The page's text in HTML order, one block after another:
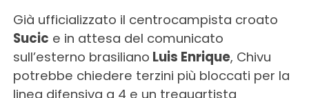
Già ufficializzato il centrocampista croato
Sucic e in attesa del comunicato
sull’esterno brasiliano Luis Enrique, Chivu
potrebbe chiedere terzini più bloccati per la
linea difensiva a 4 e un trequartista